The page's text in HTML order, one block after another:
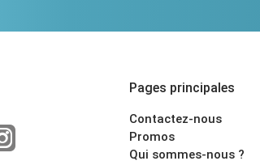
Pages principales
Contactez-nous
Promos
Qui sommes-nous ?